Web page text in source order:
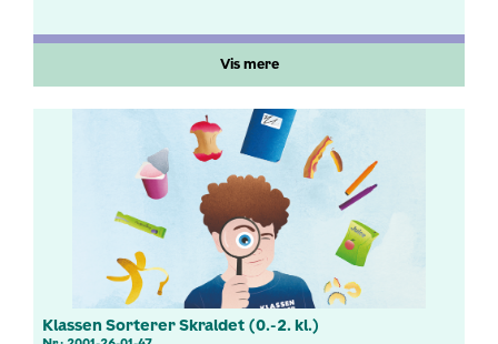
Vis mere
Klassen Sorterer Skraldet (0.-2. kl.)